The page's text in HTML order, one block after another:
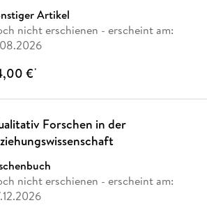
Artikel
nicht erschienen - erscheint am:
€*
Forschen in der
nicht erschienen - erscheint am: